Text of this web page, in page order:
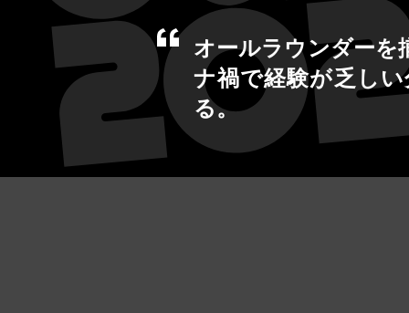
オールラウンダーを
ナ禍で経験が乏し
る。